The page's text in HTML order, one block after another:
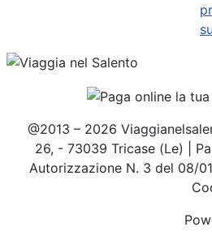
@2013 – 2026
26, - 73039 Tricase (Le) |
Autorizzazione N. 3 del 08/